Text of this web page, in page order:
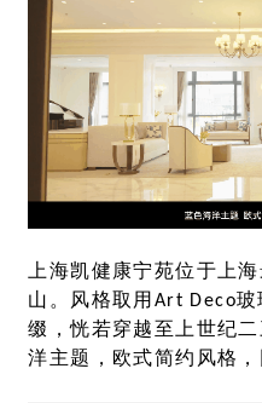
上海凯健康宁苑位于上
山。风格取用Art Deco
缀，恍若穿越至上世纪
洋主题，欧式简约风格，